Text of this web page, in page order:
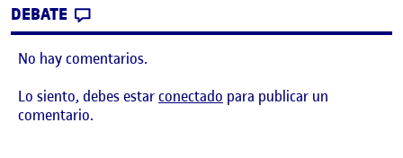
DEBATE
No hay comentarios.
Lo siento, debes estarconectado para publicar un
comentario.